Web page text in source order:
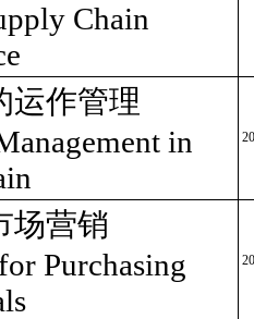
Chain
运作管理
in
场营销
Purchasing